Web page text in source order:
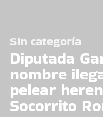
Sin categoría
Diputada
nombre
pelear
Socorrito